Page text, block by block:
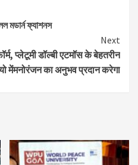
মডার্ন ফ্যাশনস
Next
प्लेटूमी डॉल्बी एटमॉस के बेहतरीन
मेंमनोरंजन का अनुभव प्रदान करेगा